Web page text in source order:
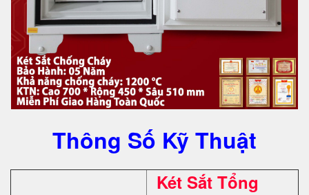
Thông Số Kỹ Thuật
Két Sắt Tổng